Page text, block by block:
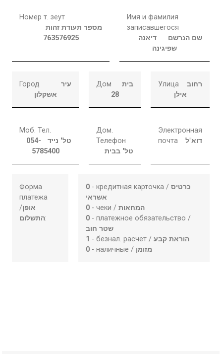
Номер т. зеут
מספר תעודת זהות
763576925
Имя и фамилия
записавшегося
שם הנרשם
דיאנה
שפיגינה
Город
עיר
אשקלון
Дом
בית
28
Улица
רחוב
אילן
Моб. Тел.
טל' נייד
054-
5785400
Дом.
Телефон
טל' בבית
Электронная
почта
דוא"ל
Форма
платежа
/אופן
התשלום:
0 - кредитная карточка /כרטיס
אשראי
0 - чеки /המחאות
0 - платежное обязательство /
שטר חוב
1 - безнал. расчет /הוראת קבע
0 - наличные / מזומן